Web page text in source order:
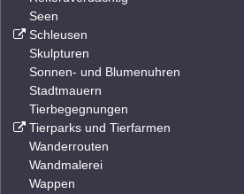
Seen
Schleusen
Skulpturen
Sonnen- und Blumenuhren
Stadtmauern
Tierbegegnungen
Tierparks und Tierfarmen
Wanderrouten
Wandmalerei
Wappen